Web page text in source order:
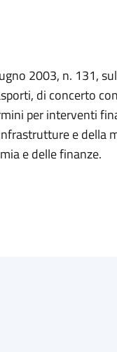
2003, n. 131,
di concerto
per interventi
e della
e delle finanze.